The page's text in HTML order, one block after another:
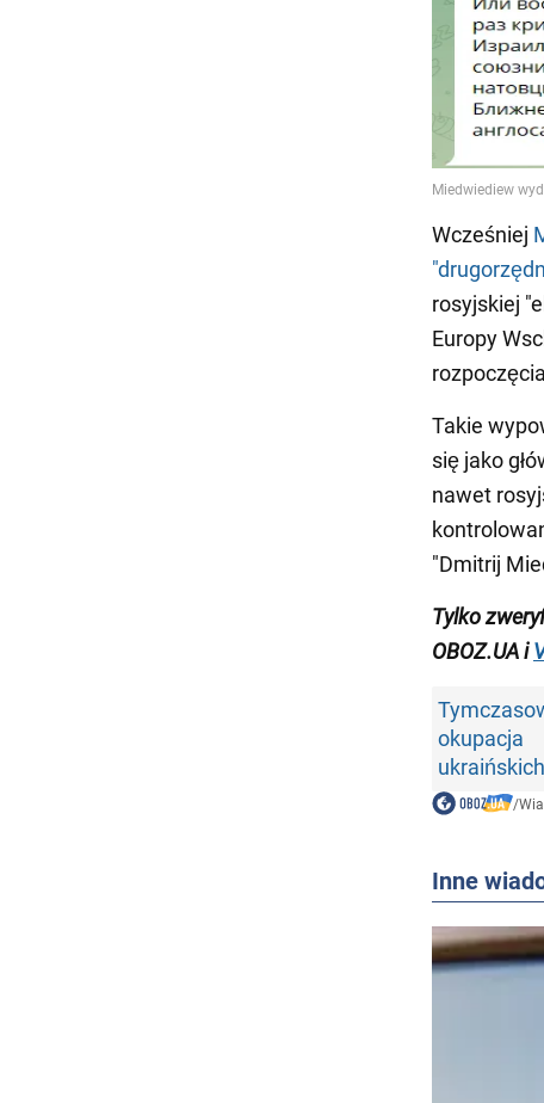
Wcześniej
rosyjskiej
Europy
Takie
się jako
nawet
"Dmitrij
Tylko
OBOZ.UA i
okupacja
/
Inne